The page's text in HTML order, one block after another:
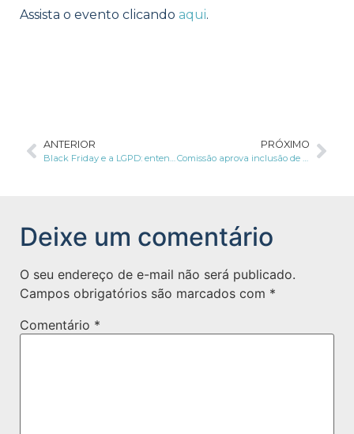
Assista o evento clicando aqui.
ANTERIOR
Black Friday e a LGPD: entenda a relação
PRÓXIMO
Comissão aprova inclusão de pessoa que comete violência contra mulher em base de dados do governo
Deixe um comentário
O seu endereço de e-mail não será publicado.
Campos obrigatórios são marcados com *
Comentário *